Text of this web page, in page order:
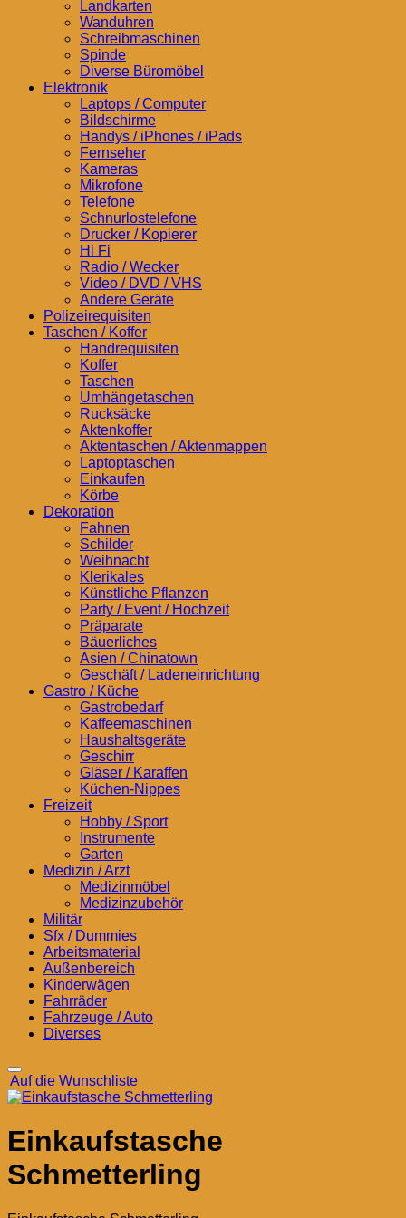
Landkarten
Wanduhren
Schreibmaschinen
Spinde
Diverse Büromöbel
Elektronik
Laptops / Computer
Bildschirme
Handys / iPhones / iPads
Fernseher
Kameras
Mikrofone
Telefone
Schnurlostelefone
Drucker / Kopierer
Hi Fi
Radio / Wecker
Video / DVD / VHS
Andere Geräte
Polizeirequisiten
Taschen / Koffer
Handrequisiten
Koffer
Taschen
Umhängetaschen
Rucksäcke
Aktenkoffer
Aktentaschen / Aktenmappen
Laptoptaschen
Einkaufen
Körbe
Dekoration
Fahnen
Schilder
Weihnacht
Klerikales
Künstliche Pflanzen
Party / Event / Hochzeit
Präparate
Bäuerliches
Asien / Chinatown
Geschäft / Ladeneinrichtung
Gastro / Küche
Gastrobedarf
Kaffeemaschinen
Haushaltsgeräte
Geschirr
Gläser / Karaffen
Küchen-Nippes
Freizeit
Hobby / Sport
Instrumente
Garten
Medizin / Arzt
Medizinmöbel
Medizinzubehör
Militär
Sfx / Dummies
Arbeitsmaterial
Außenbereich
Kinderwägen
Fahrräder
Fahrzeuge / Auto
Diverses
Auf die Wunschliste
Einkaufstasche
Schmetterling